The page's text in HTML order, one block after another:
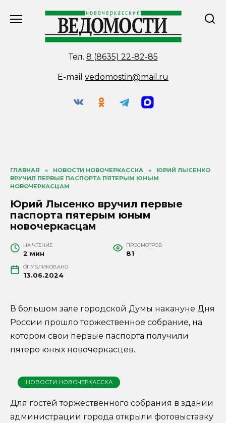
Тел. 8 (8635) 22-82-85
E-mail vedomostin@mail.ru
ГЛАВНАЯ » НОВОСТИ НОВОЧЕРКАССКА »
ЮРИЙ ЛЫСЕНКО
ВРУЧИЛ ПЕРВЫЕ ПАСПОРТА ПЯТЕРЫМ ЮНЫМ
НОВОЧЕРКАСЦАМ
Юрий Лысенко вручил первые
паспорта пятерым юным
новочеркасцам
НА ЧТЕНИЕ
2 мин
ПРОСМОТРОВ
81
ОПУБЛИКОВАНО
13.06.2024
В большом зале городской Думы накануне Дня
России прошло торжественное собрание, на
котором свои первые паспорта получили
пятеро юных новочеркасцев.
НОВОСТИ НОВОЧЕРКАССКА
Для гостей торжественного собрания в здании
администрации города открыли фотовыставку